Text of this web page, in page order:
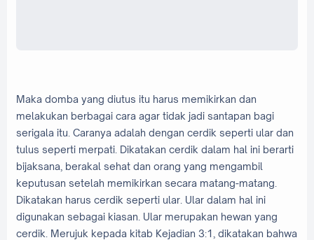
Maka domba yang diutus itu harus memikirkan dan
melakukan berbagai cara agar tidak jadi santapan bagi
serigala itu. Caranya adalah dengan cerdik seperti ular dan
tulus seperti merpati. Dikatakan cerdik dalam hal ini berarti
bijaksana, berakal sehat dan orang yang mengambil
keputusan setelah memikirkan secara matang-matang.
Dikatakan harus cerdik seperti ular. Ular dalam hal ini
digunakan sebagai kiasan. Ular merupakan hewan yang
cerdik. Merujuk kepada kitab Kejadian 3:1, dikatakan bahwa